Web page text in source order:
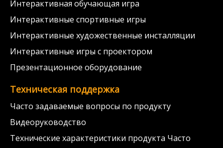
Интерактивная обучающая игра
Интерактивные спортивные игры
Интерактивные художественные инсталляции
Интерактивные игры с проектором
Презентационное оборудование
Техническая поддержка
Часто задаваемые вопросы по продукту
Видеоруководство
Технические характеристики продукта Часто